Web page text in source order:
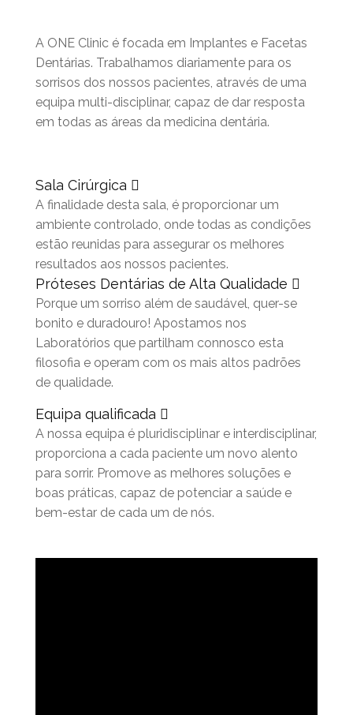
A ONE Clinic é focada em Implantes e Facetas
Dentárias. Trabalhamos diariamente para os
sorrisos dos nossos pacientes, através de uma
equipa multi-disciplinar, capaz de dar resposta
em todas as áreas da medicina dentária.
Sala Cirúrgica
A finalidade desta sala, é proporcionar um
ambiente controlado, onde todas as condições
estão reunidas para assegurar os melhores
resultados aos nossos pacientes.
Próteses Dentárias de Alta Qualidade
Porque um sorriso além de saudável, quer-se
bonito e duradouro! Apostamos nos
Laboratórios que partilham connosco esta
filosofia e operam com os mais altos padrões
de qualidade.
Equipa qualificada
A nossa equipa é pluridisciplinar e interdisciplinar,
proporciona a cada paciente um novo alento
para sorrir. Promove as melhores soluções e
boas práticas, capaz de potenciar a saúde e
bem-estar de cada um de nós.